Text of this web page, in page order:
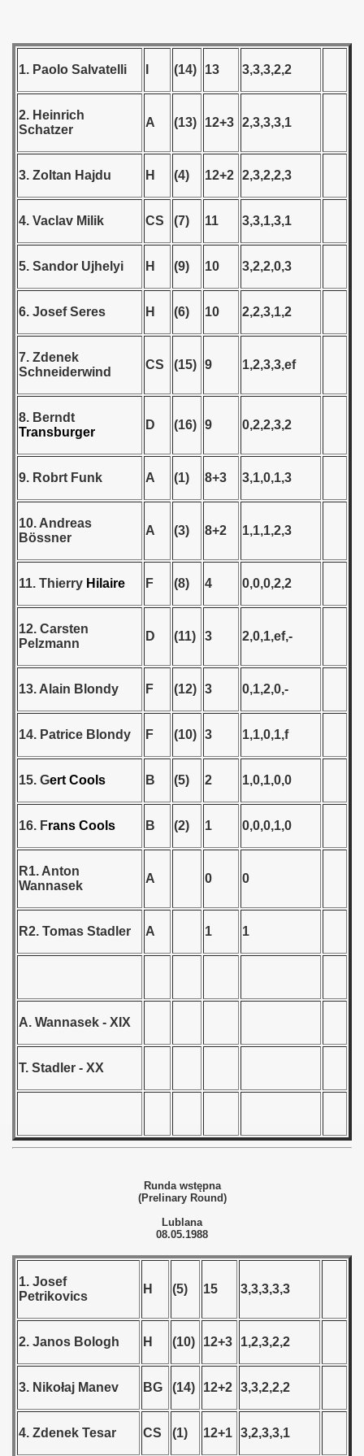
1. Paolo Salvatelli (14) 13 3,3,3,2,2
2. Heinrich
Schatzer
A (13) 12+3 2,3,3,3,1
3. Zoltan Hajdu H (4) 12+2 2,3,2,2,3
4. Vaclav Milik CS (7) 11 3,3,1,3,1
5. Sandor Ujhelyi H (9) 10 3,2,2,0,3
6. Josef Seres H (6) 10 2,2,3,1,2
7. Zdenek
Schneiderwind
CS (15) 9 1,2,3,3,ef
8. Berndt
Transburger
D (16) 9 0,2,2,3,2
9. Robrt Funk A (1) 8+3 3,1,0,1,3
10. Andreas
Bössner
A (3) 8+2 1,1,1,2,3
11. Thierry Hilaire F (8) 4 0,0,0,2,2
12. Carsten
Pelzmann
D (11) 3 2,0,1,ef,-
13. Alain Blondy F (12) 3 0,1,2,0,-
14. Patrice Blondy F (10) 3 1,1,0,1,f
15. Gert Cools B (5) 2 1,0,1,0,0
16. Frans Cools B (2) 1 0,0,0,1,0
R1. Anton
Wannasek
A 0 0
R2. Tomas Stadler A 1 1
A. Wannasek - XIX
T. Stadler - XX
Runda wstępna
(Prelinary Round)
Lublana
08.05.1988
1. Josef
Petrikovics
H (5) 15 3,3,3,3,3
2. Janos Bologh H (10) 12+3 1,2,3,2,2
3. Nikołaj Manev BG (14) 12+2 3,3,2,2,2
4. Zdenek Tesar CS (1) 12+1 3,2,3,3,1
1983
- 1988
Qualifications) - 1988
Zealand Qualifications) - 1988
Qualification) - 1988
- 1988
- 1988
- 1988
- 1988
Qualifications) - 1988
- 1988
- 1988
Qualifications) - 1988
Qualifications) - 1988
- 1988
Round) - 1988
- 1989
- 1993
- 1994
- 1995
- 1996